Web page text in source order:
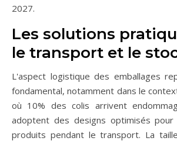
2027.
Les solutions
le transport et le
L'aspect logistique des emballages
fondamental, notamment dans le
où 10% des colis arrivent
adoptent des designs optimisés
produits pendant le transport. La